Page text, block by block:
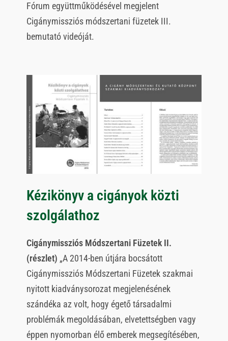
Fórum együttműködésével megjelent
Cigánymissziós módszertani füzetek III.
bemutató videóját.
Kézikönyv a cigányok közti
szolgálathoz
Cigánymissziós Módszertani Füzetek II.
(részlet) „A 2014-ben útjára bocsátott
Cigánymissziós Módszertani Füzetek szakmai
nyitott kiadványsorozat megjelenésének
szándéka az volt, hogy égető társadalmi
problémák megoldásában, elvetettségben vagy
éppen nyomorban élő emberek megsegítésében,